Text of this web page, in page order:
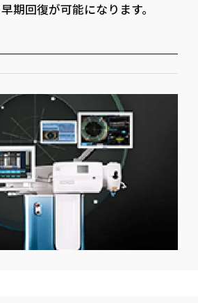
期回復が可能になります。